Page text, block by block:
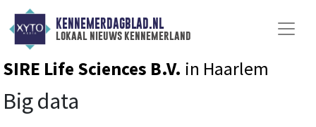
KENNEMERDAGBLAD.NL
lokaal nieuws kennemerland
SIRE Life Sciences B.V. in Haarlem
Big data